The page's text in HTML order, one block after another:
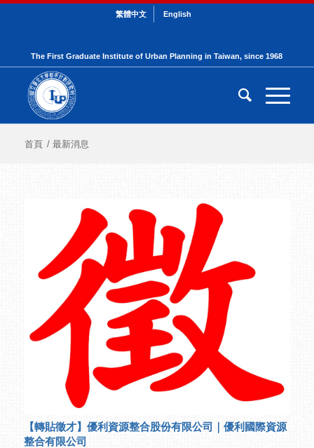
繁體中文 English
The First Graduate Institute of Urban Planning in Taiwan, since 1968
首頁 / 最新消息
【轉貼徵才】優利資源整合股份有限公司｜優利國際資源
整合有限公司